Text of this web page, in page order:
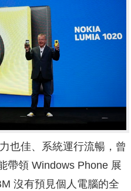
也佳、系統運行流暢，曾
帶領 Windows Phone 展
沒有預見個人電腦的全